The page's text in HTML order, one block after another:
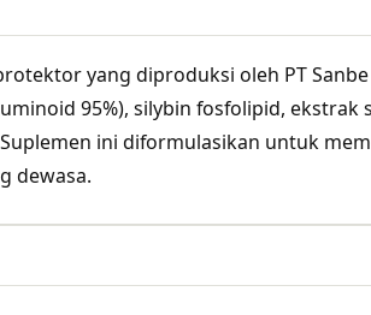
yang diproduksi oleh PT Sanbe
95%), silybin fosfolipid, ekstrak
ini diformulasikan untuk
dewasa.